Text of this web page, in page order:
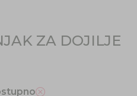
ZA DOJILJE